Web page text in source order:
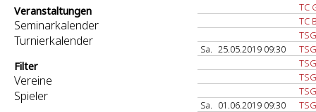
Veranstaltungen
Seminarkalender
Turnierkalender
Filter
Vereine
Spieler
TC
TC
Sa. 25.05.2019 09:30
Sa. 01.06.2019 09:30